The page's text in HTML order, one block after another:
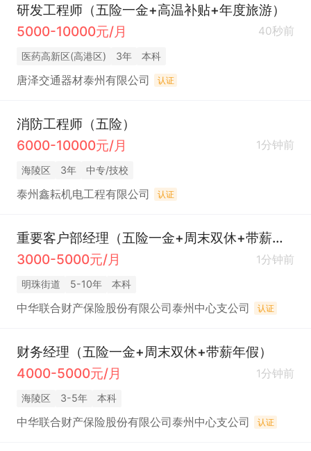
研发工程师（五险一金+高温补贴+年度旅游）
5000-10000元/月
40秒前
医药高新区(高港区) 3年 本科
唐泽交通器材泰州有限公司 认证
消防工程师（五险）
6000-10000元/月
1分钟前
海陵区 3年 中专/技校
泰州鑫耘机电工程有限公司 认证
重要客户部经理（五险一金+周末双休+带薪年假）
3000-5000元/月
1分钟前
明珠街道 5-10年 本科
中华联合财产保险股份有限公司泰州中心支公司 认证
财务经理（五险一金+周末双休+带薪年假）
4000-5000元/月
1分钟前
海陵区 3-5年 本科
中华联合财产保险股份有限公司泰州中心支公司 认证